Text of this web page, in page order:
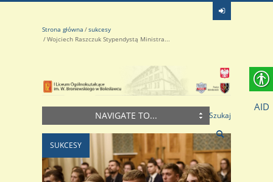
Strona główna
sukcesy
Wojciech Raszczuk Stypendystą Ministra...
NAVIGATE TO... Szukaj
SUKCESY
AID